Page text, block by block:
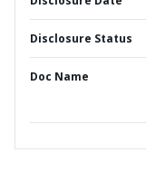
Disclosure Status
Doc Name